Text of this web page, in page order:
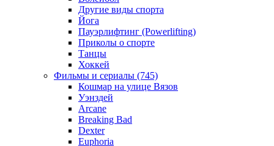
Другие виды спорта
Йога
Пауэрлифтинг (Powerlifting)
Приколы о спорте
Танцы
Хоккей
Фильмы и сериалы (745)
Кошмар на улице Вязов
Уэнздей
Arcane
Breaking Bad
Dexter
Euphoria